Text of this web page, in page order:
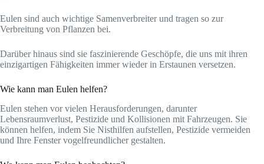
Eulen sind auch wichtige Samenverbreiter und tragen so zur
Verbreitung von Pflanzen bei.
Darüber hinaus sind sie faszinierende Geschöpfe, die uns mit ihren
einzigartigen Fähigkeiten immer wieder in Erstaunen versetzen.
Wie kann man Eulen helfen?
Eulen stehen vor vielen Herausforderungen, darunter
Lebensraumverlust, Pestizide und Kollisionen mit Fahrzeugen. Sie
können helfen, indem Sie Nisthilfen aufstellen, Pestizide vermeiden
und Ihre Fenster vogelfreundlicher gestalten.